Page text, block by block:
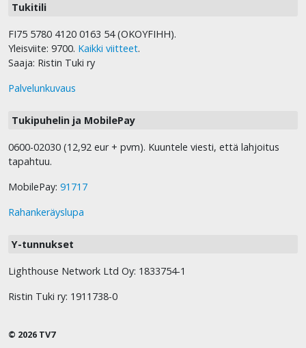
Tukitili
FI75 5780 4120 0163 54 (OKOYFIHH).
Yleisviite: 9700. Kaikki viitteet.
Saaja: Ristin Tuki ry
Palvelunkuvaus
Tukipuhelin ja MobilePay
0600-02030 (12,92 eur + pvm). Kuuntele viesti, että lahjoitus
tapahtuu.
MobilePay: 91717
Rahankeräyslupa
Y-tunnukset
Lighthouse Network Ltd Oy: 1833754-1
Ristin Tuki ry: 1911738-0
© 2026 TV7